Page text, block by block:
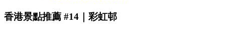
香港景點推薦 #14｜彩虹邨